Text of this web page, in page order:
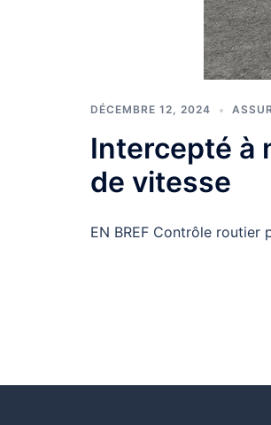
DÉCEMBRE 12, 2024
Intercepté à
de vitesse
EN BREF Contrôle